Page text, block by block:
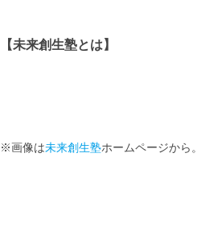
【未来創生塾とは】
※画像は未来創生塾ホームページから。